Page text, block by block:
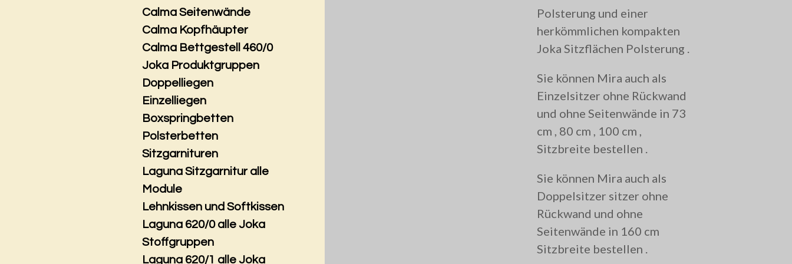
Polsterung und einer
herkömmlichen kompakten
Joka Sitzflächen Polsterung .
Sie können Mira auch als
Einzelsitzer ohne Rückwand
und ohne Seitenwände in 73
cm , 80 cm , 100 cm ,
Sitzbreite bestellen .
Sie können Mira auch als
Doppelsitzer sitzer ohne
Rückwand und ohne
Seitenwände in 160 cm
Sitzbreite bestellen .
Calma Seitenwände
Calma Kopfhäupter
Calma Bettgestell 460/0
Joka Produktgruppen
Doppelliegen
Einzelliegen
Boxspringbetten
Polsterbetten
Sitzgarnituren
Laguna Sitzgarnitur alle
Module
Lehnkissen und Softkissen
Laguna 620/0 alle Joka
Stoffgruppen
Laguna 620/1 alle Joka